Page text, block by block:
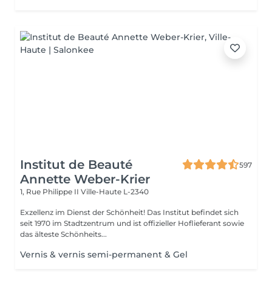
Institut de Beauté
Annette Weber-Krier
597
1, Rue Philippe II Ville-Haute L-2340
Exzellenz im Dienst der Schönheit! Das Institut befindet sich
seit 1970 im Stadtzentrum und ist offizieller Hoflieferant sowie
das älteste Schönheits...
Vernis & vernis semi-permanent & Gel